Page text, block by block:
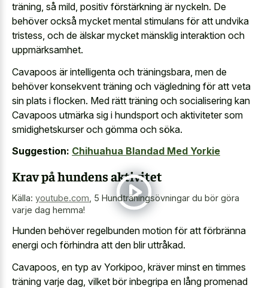
träning, så mild, positiv förstärkning är nyckeln. De
behöver också mycket mental stimulans för att undvika
tristess, och de älskar mycket mänsklig interaktion och
uppmärksamhet.
Cavapoos är intelligenta och träningsbara, men de
behöver konsekvent träning och vägledning för att veta
sin plats i flocken. Med rätt träning och socialisering kan
Cavapoos utmärka sig i hundsport och aktiviteter som
smidighetskurser och gömma och söka.
Suggestion: Chihuahua Blandad Med Yorkie
Krav på hundens aktivitet
Källa: youtube.com 5 Hundträningsövningar du bör göra
varje dag hemma!
Hunden behöver regelbunden motion för att förbränna
energi och förhindra att den blir uttråkad.
Cavapoos, en typ av Yorkipoo, kräver minst en timmes
träning varje dag, vilket bör inbegripa en lång promenad